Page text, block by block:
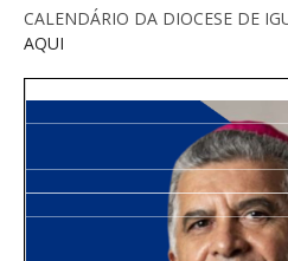
CALENDÁRIO DA DIOCESE DE
AQUI